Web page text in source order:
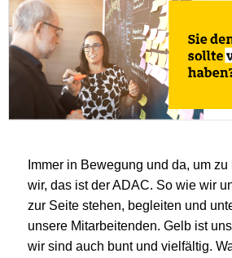
Immer in Bewegung und da, um
wir, das ist der ADAC. So wie wir
zur Seite stehen, begleiten und
unsere Mitarbeitenden. Gelb ist
wir sind auch bunt und vielfältig.